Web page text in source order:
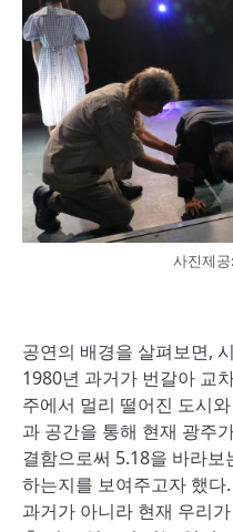
사진제
공연의 배경을 살펴보면,
1980년 과거가 번갈아 교
주에서 멀리 떨어진 도시
과 공간을 통해 현재 광주
결함으로써 5.18을 바라
하는지를 보여주고자 했
과거가 아니라 현재 우리